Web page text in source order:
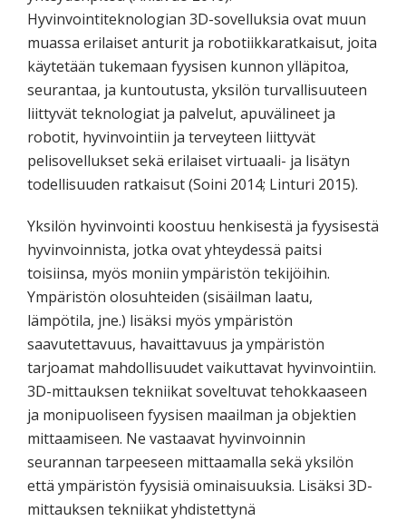
Hyvinvointiteknologian 3D-sovelluksia ovat muun
muassa erilaiset anturit ja robotiikkaratkaisut, joita
käytetään tukemaan fyysisen kunnon ylläpitoa,
seurantaa, ja kuntoutusta, yksilön turvallisuuteen
liittyvät teknologiat ja palvelut, apuvälineet ja
robotit, hyvinvointiin ja terveyteen liittyvät
pelisovellukset sekä erilaiset virtuaali- ja lisätyn
todellisuuden ratkaisut (Soini 2014; Linturi 2015).
Yksilön hyvinvointi koostuu henkisestä ja fyysisestä
hyvinvoinnista, jotka ovat yhteydessä paitsi
toisiinsa, myös moniin ympäristön tekijöihin.
Ympäristön olosuhteiden (sisäilman laatu,
lämpötila, jne.) lisäksi myös ympäristön
saavutettavuus, havaittavuus ja ympäristön
tarjoamat mahdollisuudet vaikuttavat hyvinvointiin.
3D-mittauksen tekniikat soveltuvat tehokkaaseen
ja monipuoliseen fyysisen maailman ja objektien
mittaamiseen. Ne vastaavat hyvinvoinnin
seurannan tarpeeseen mittaamalla sekä yksilön
että ympäristön fyysisiä ominaisuuksia. Lisäksi 3D-
mittauksen tekniikat yhdistettynä